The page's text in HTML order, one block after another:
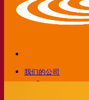
我们的公司
关于我们